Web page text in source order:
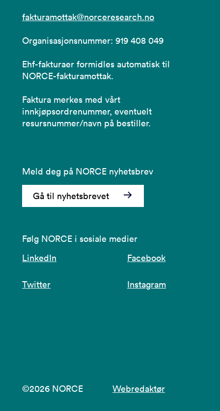
fakturamottak@norceresearch.no
Organisasjonsnummer: 919 408 049
Ehf-fakturaer formidles automatisk til
NORCE-fakturamottak.
Faktura merkes med vårt
innkjøpsordrenummer, eventuelt
resursnummer/navn på bestiller.
Meld deg på NORCE nyhetsbrev
Gå til nyhetsbrevet
Følg NORCE i sosiale medier
LinkedIn
Facebook
Twitter Instagram
©2026 NORCE Webredaktør